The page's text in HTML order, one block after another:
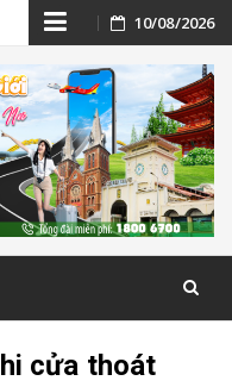
Skip
to
content
10/08/2026
cửa thoát